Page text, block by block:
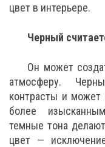
цвет в интерьере.
Черный
Он может
атмосферу.
контрасты и может
более
темные тона
цвет —